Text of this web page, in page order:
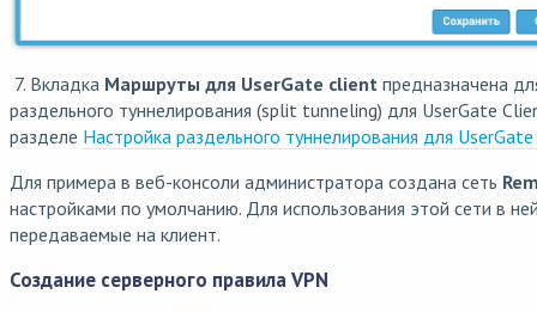
7. Вкладка Маршруты для UserGate client предназначена
раздельного туннелирования (split tunneling) для UserGate
разделе Настройка раздельного туннелирования для
Для примера в веб-консоли администратора создана сеть
настройками по умолчанию. Для использования этой сети в
передаваемые на клиент.
Создание серверного правила VPN